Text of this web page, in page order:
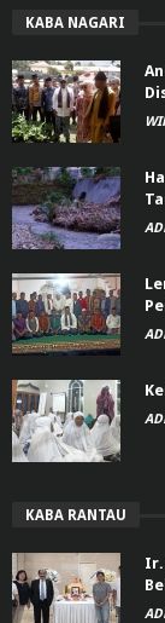
KABA NAGARI
KABA RANTAU
Ir.